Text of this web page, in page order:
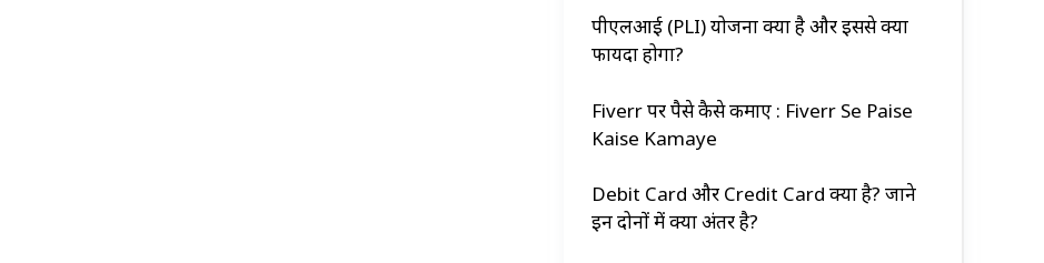
पीएलआई (PLI) योजना क्या है और इससे क्या
फायदा होगा?
Fiverr पर पैसे कैसे कमाए : Fiverr Se Paise
Kaise Kamaye
Debit Card और Credit Card क्या है? जाने
इन दोनों में क्या अंतर है?